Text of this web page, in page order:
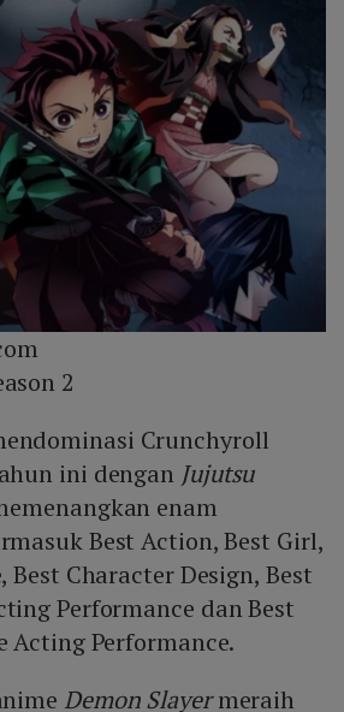
2
Crunchyroll
ini dengan Jujutsu
enam
Best Action, Best Girl,
Best Character Design, Best
Performance dan Best
Acting Performance.
Demon Slayermeraih